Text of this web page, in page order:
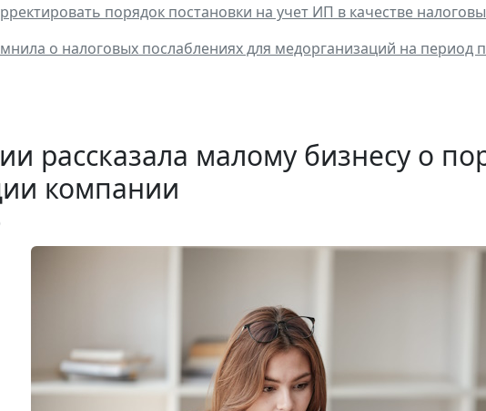
порядок постановки на учет ИП в качестве
о налоговых послаблениях для медорганизаций на период
рассказала малому бизнесу о
компании